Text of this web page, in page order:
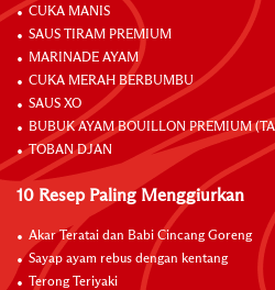
CUKA MANIS
SAUS TIRAM PREMIUM
MARINADE AYAM
CUKA MERAH BERBUMBU
SAUS XO
BUBUK AYAM BOUILLON PREMIUM
TOBAN DJAN
10 Resep Paling Menggiurkan
Akar Teratai dan Babi Cincang Goreng
Sayap ayam rebus dengan kentang
Terong Teriyaki